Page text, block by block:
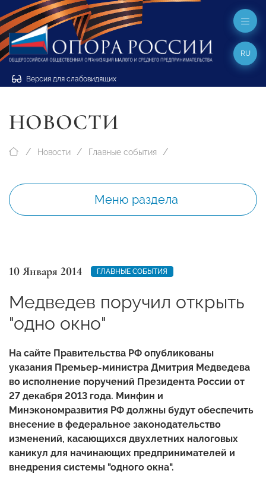
Версия для слабовидящих
RU
НОВОСТИ
Новости Главные события
Меню раздела
10 Января 2014 ГЛАВНЫЕ СОБЫТИЯ
Медведев поручил открыть
"одно окно"
На сайте Правительства РФ опубликованы
указания Премьер-министра Дмитрия Медведева
во исполнение поручений Президента России от
27 декабря 2013 года. Минфин и
Минэкономразвития РФ должны будут обеспечить
внесение в федеральное законодательство
изменений, касающихся двухлетних налоговых
каникул для начинающих предпринимателей и
внедрения системы "одного окна".